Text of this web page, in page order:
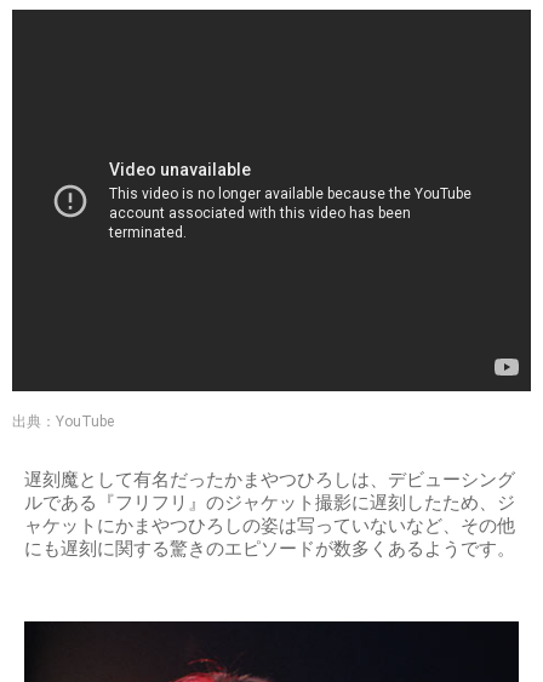
出典：YouTube
遅刻魔として有名だったかまやつひろしは、デビューシング
ルである『フリフリ』のジャケット撮影に遅刻したため、ジ
ャケットにかまやつひろしの姿は写っていないなど、その他
にも遅刻に関する驚きのエピソードが数多くあるようです。